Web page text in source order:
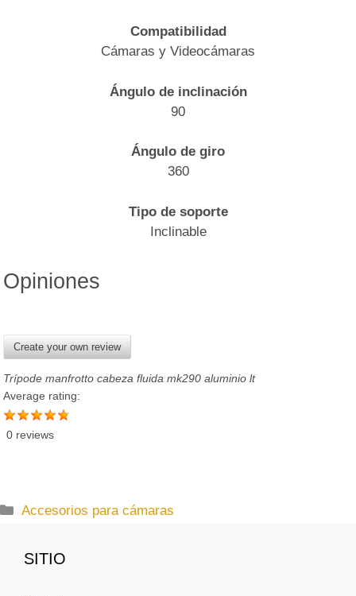
Compatibilidad
Cámaras y Videocámaras
Ángulo de inclinación
90
Ángulo de giro
360
Tipo de soporte
Inclinable
Opiniones
Create your own review
Trípode manfrotto cabeza fluida mk290 aluminio lt
Average rating:
0 reviews
C
e
Accesorios para cámaras
SITIO